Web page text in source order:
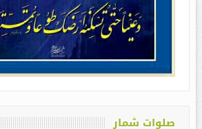
صلوات شمار